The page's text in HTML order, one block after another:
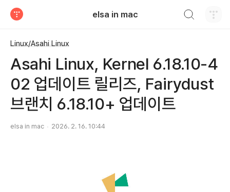
elsa in mac
Linux/Asahi Linux
Asahi Linux, Kernel 6.18.10-4
02 업데이트 릴리즈, Fairydust
브랜치 6.18.10+ 업데이트
elsa in mac 2026. 2. 16. 10:44